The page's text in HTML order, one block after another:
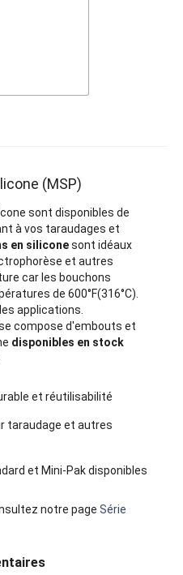
(MSP)
sont disponibles de
à vos taraudages et
en siliconesont idéaux
et autres
car les bouchons
de 600°F(316°C).
applications.
compose d'embouts et
disponibles en stock
et réutilisabilité
taraudage et autres
et Mini-Pak disponibles
notre pageSérie